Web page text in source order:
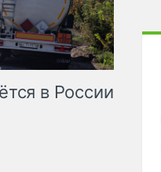
в России